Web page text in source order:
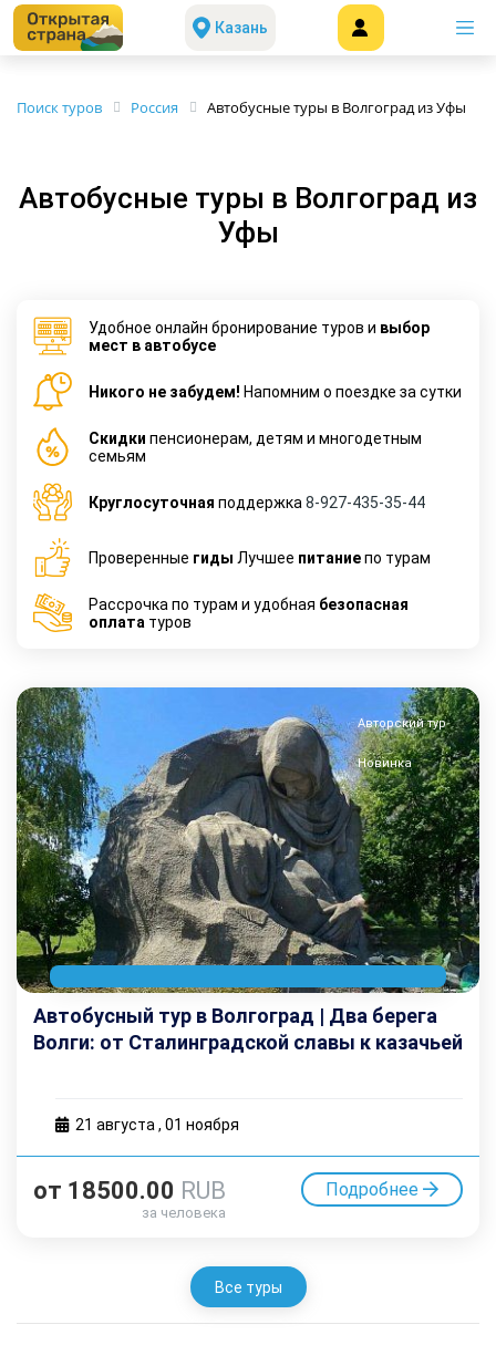
Казань
Поиск туров Россия Автобусные туры в Волгоград из Уфы
Автобусные туры в Волгоград из
Уфы
Удобное онлайн бронирование туров и выбор
мест в автобусе
Никого не забудем! Напомним о поездке за сутки
Cкидки пенсионерам, детям и многодетным
семьям
Круглосуточная поддержка 8-927-435-35-44
Проверенные гиды Лучшее питаниепо турам
Рассрочка по турам и удобная безопасная
оплата туров
Авторский тур
Новинка
Автобусный тур в Волгоград | Два берега
Волги: от Сталинградской славы к казачьей
21 августа , 01 ноября
от 18500.00 RUB
за человека
Подробнее
Все туры